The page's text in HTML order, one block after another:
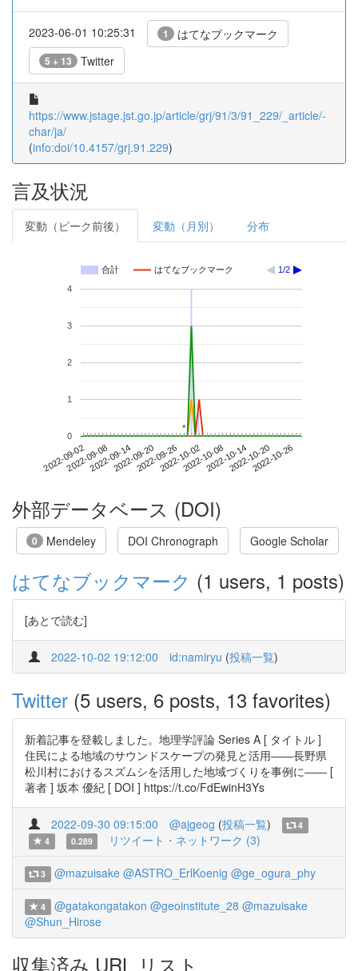
2023-06-01 10:25:31 1 はてなブックマーク
5 + 13 Twitter
https://www.jstage.jst.go.jp/article/grj/91/3/91_229/_article/-
char/ja/
(info:doi/10.4157/grj.91.229)
言及状況
変動（ピーク前後） 変動（月別） 分布
合計 はてなブックマーク 1/2
2022-09-022022-09-082022-09-142022-09-202022-09-262022-10-022022-10-082022-10-142022-10-202022-10-26
0
1
2
3
4
**
外部データベース (DOI)
0 Mendeley DOI Chronograph Google Scholar
はてなブックマーク (1 users, 1 posts)
[あとで読む]
2022-10-02 19:12:00 id:namiryu (投稿一覧)
Twitter (5 users, 6 posts, 13 favorites)
新着記事を登載しました。地理学評論 Series A [ タイトル ]
住民による地域のサウンドスケープの発見と活用――長野県
松川村におけるスズムシを活用した地域づくりを事例に―― [
著者 ] 坂本 優紀 [ DOI ] https://t.co/FdEwinH3Ys
2022-09-30 09:15:00 @ajgeog (投稿一覧)
4
4
0.289 リツイート・ネットワーク (3)
3 @mazuisake @ASTRO_ErlKoenig @ge_ogura_phy
4 @gatakongatakon @geoinstitute_28 @mazuisake
@Shun_Hirose
収集済み URL リスト